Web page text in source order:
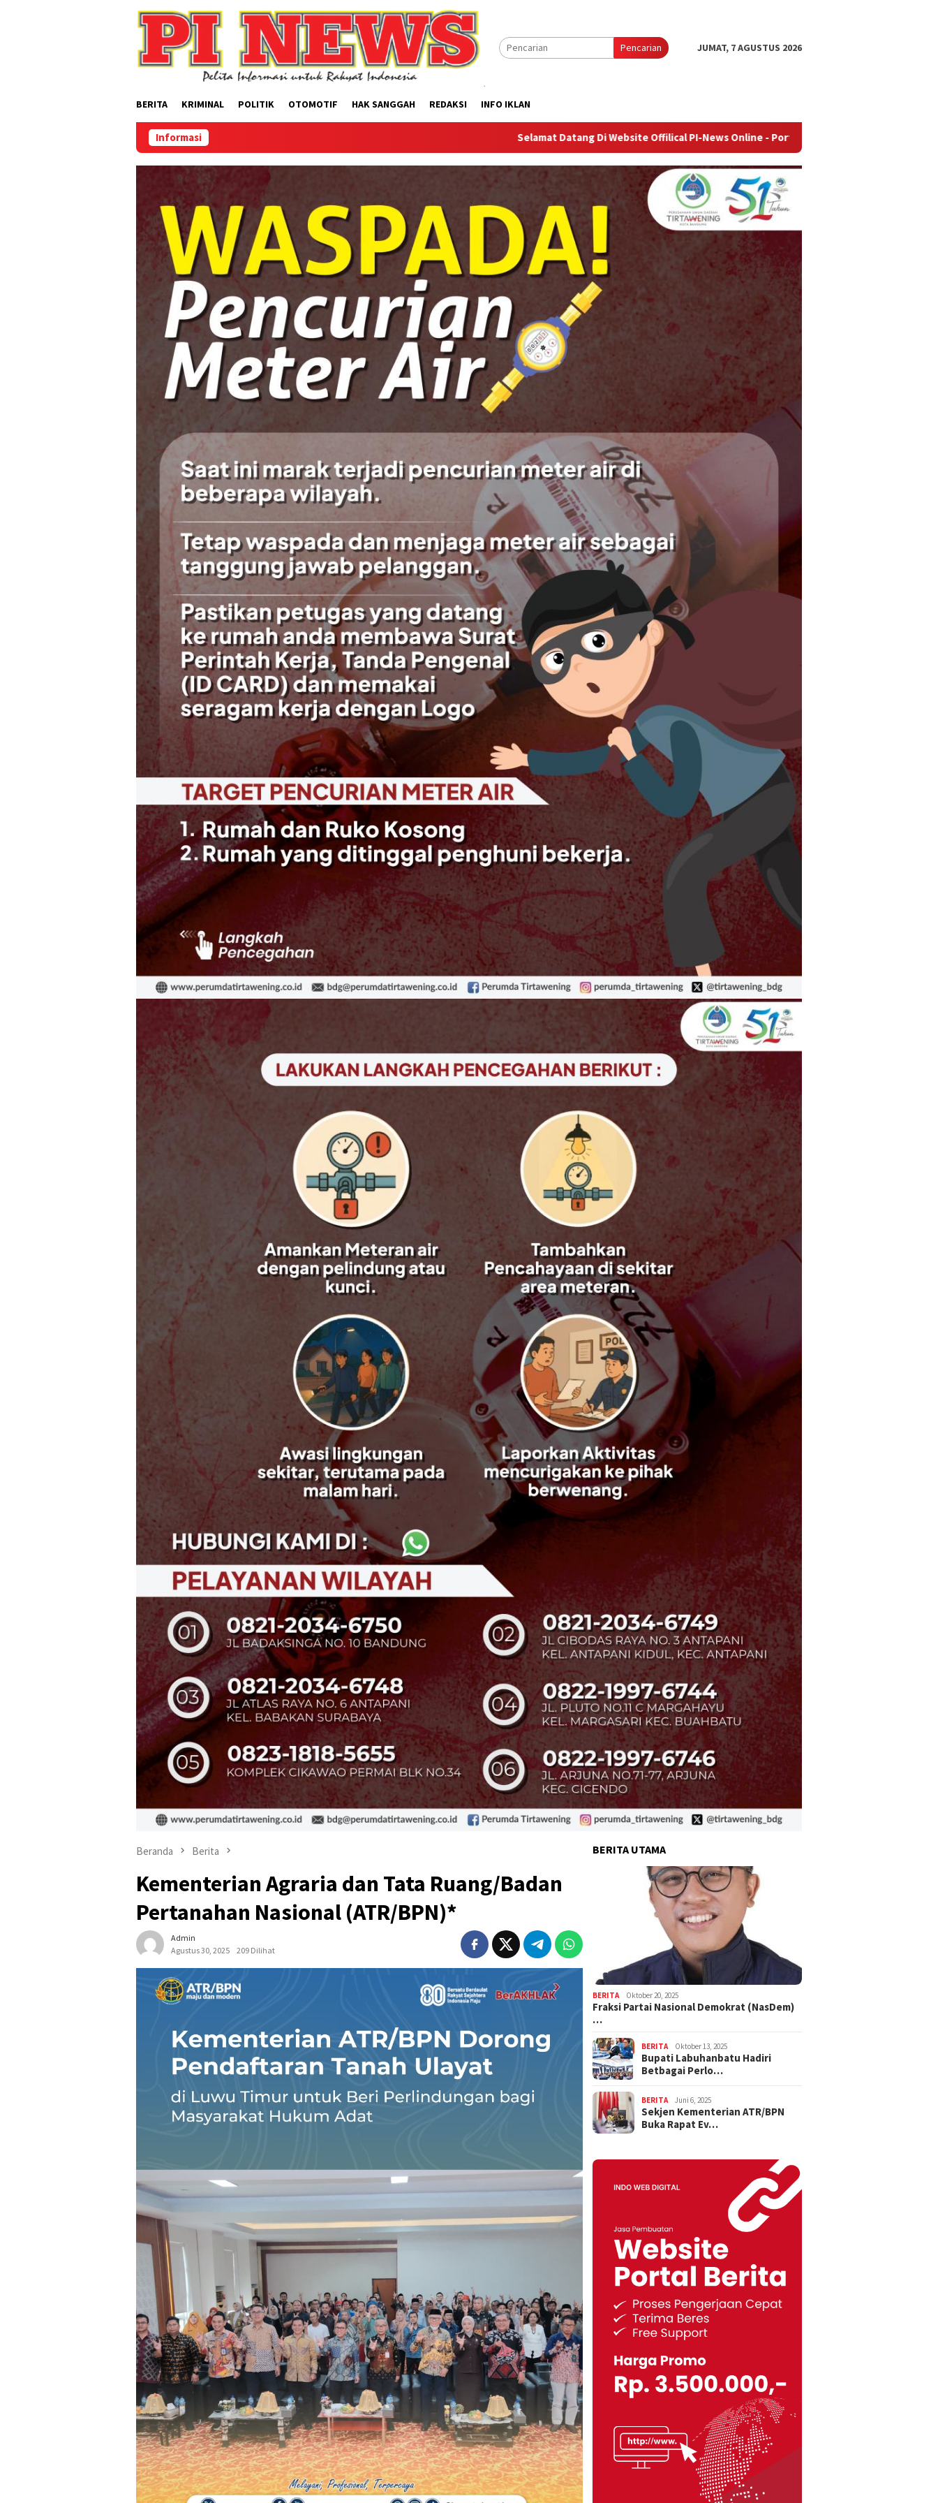
Pencarian
JUMAT, 7 AGUSTUS 2026
BERITA KRIMINAL POLITIK OTOMOTIF HAK SANGGAH REDAKSI INFO IKLAN
Informasi Selamat Datang Di Website Offilical PI-News Online - Portal Berita Terupdate & Terpercaya
Beranda Berita
Kementerian Agraria dan Tata Ruang/Badan
Pertanahan Nasional (ATR/BPN)*
Admin
Agustus 30, 2025
209 Dilihat
BERITA UTAMA
BERITA Oktober 20, 2025
Fraksi Partai Nasional Demokrat (NasDem)
…
BERITA Oktober 13, 2025
Bupati Labuhanbatu Hadiri
Betbagai Perlo…
BERITA Juni 6, 2025
Sekjen Kementerian ATR/BPN
Buka Rapat Ev…